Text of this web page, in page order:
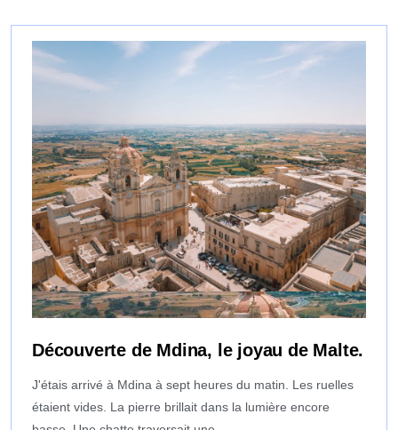
Découverte de Mdina, le joyau de Malte.
J'étais arrivé à Mdina à sept heures du matin. Les ruelles
étaient vides. La pierre brillait dans la lumière encore